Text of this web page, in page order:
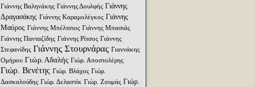
Γιάννης Βαληνάκης Γιάννης Δουλφής Γιάννης
Δραγασάκης Γιάννης Καραμολέγκος Γιάννης
Μαύρος Γιάννης Μπέλτσιος Γιάννης Μπασιάς
Γιάννης Πανταζίδης Γιάννης Ρίτσος Γιάννης
Στεφανίδης Γιάννης Στουρνάρας Γιαννάκης
Ομήρου Γιώρ. Αδαλής Γιώρ. Αποστολέρης
Γιώρ. Βενέτης Γιώρ. Βλάχος Γιώρ.
Δασκαλούδης Γιώρ. Δελαστίκ Γιώρ. Ζουμάς Γιώρ.